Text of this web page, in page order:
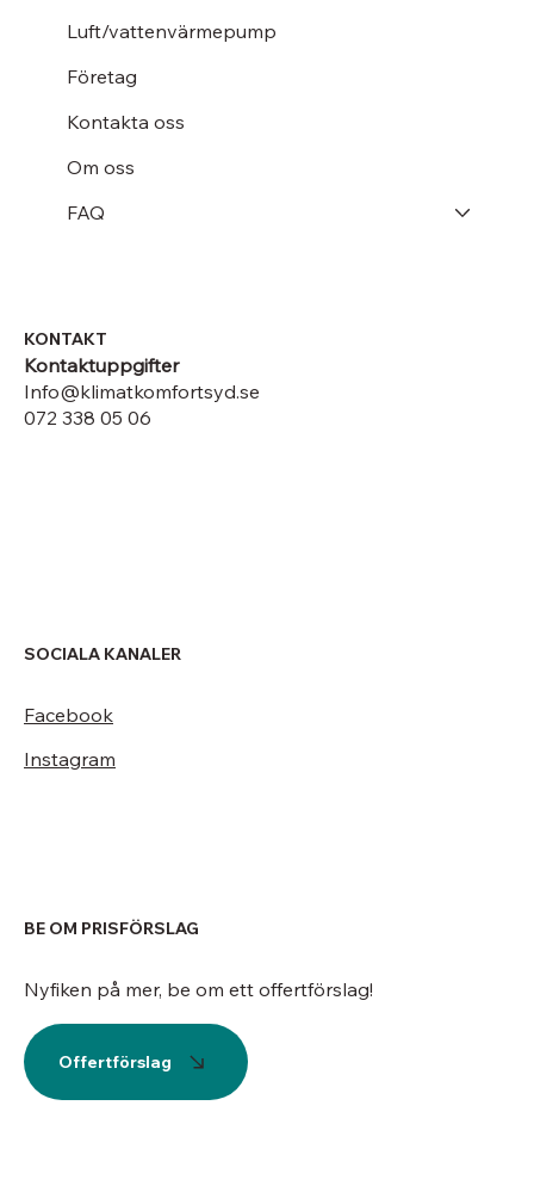
Luft/vattenvärmepump
Företag
Kontakta oss
Om oss
FAQ
KONTAKT
Kontaktuppgifter
Info@klimatkomfortsyd.se
072 338 05 06
SOCIALA KANALER
Facebook
Instagram
BE OM PRISFÖRSLAG
Nyfiken på mer, be om ett offertförslag!
Offertförslag